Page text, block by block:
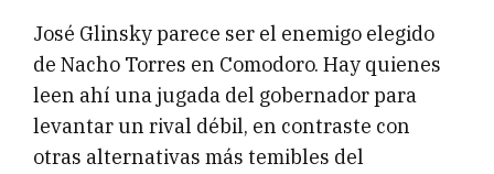
José Glinsky parece ser el enemigo elegido
de Nacho Torres en Comodoro. Hay quienes
leen ahí una jugada del gobernador para
levantar un rival débil, en contraste con
otras alternativas más temibles del